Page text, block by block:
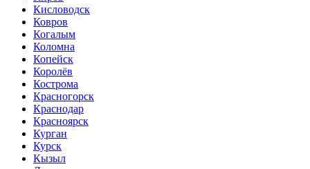
Кисловодск
Ковров
Когалым
Коломна
Копейск
Королёв
Кострома
Красногорск
Краснодар
Красноярск
Курган
Курск
Кызыл